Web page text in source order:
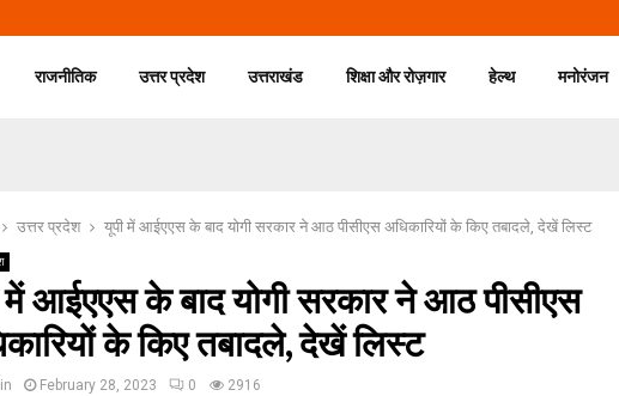
राजनीतिक उत्तर प्रदेश उत्तराखंड शिक्षा और रोज़गार हेल्थ मनोरंजन
उत्तर प्रदेश यूपी में आईएएस के बाद योगी सरकार ने आठ पीसीएस अधिकारियों के किए तबादले, देखें लिस्ट
में आईएएस के बाद योगी सरकार ने आठ पीसीएस
के किए तबादले, देखें लिस्ट
February 28, 2023 0 2916